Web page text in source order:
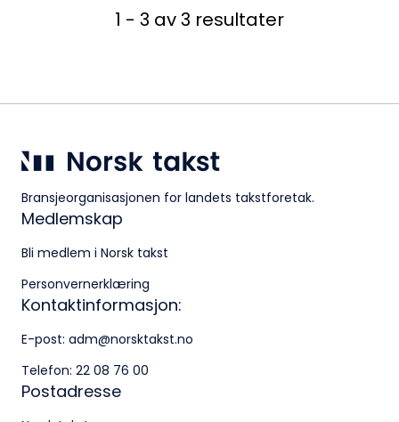
1 - 3 av 3 resultater
Bransjeorganisasjonen for landets takstforetak.
Medlemskap
Bli medlem i Norsk takst
Personvernerklæring
Kontaktinformasjon:
E-post: adm@norsktakst.no
Telefon: 22 08 76 00
Postadresse